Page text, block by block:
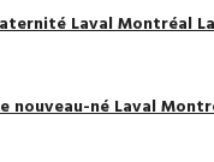
Laval Montréal
nouveau-né Laval